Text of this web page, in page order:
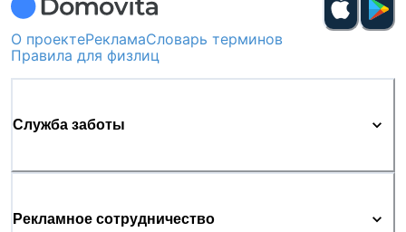
О проектеРекламаСловарь терминов
Правила для физлиц
Служба заботы
Рекламное сотрудничество